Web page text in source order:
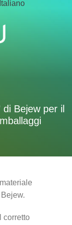
Bejew per il
corretto